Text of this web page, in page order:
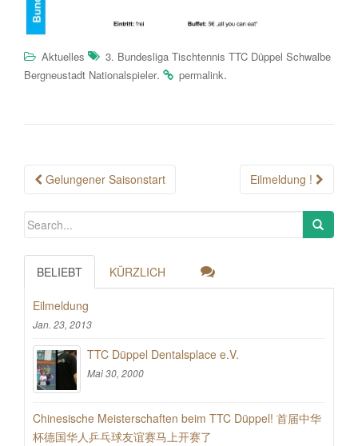
Aktuelles
3. Bundesliga Tischtennis TTC Düppel Schwalbe
Bergneustadt Nationalspieler. permalink.
Post
Gelungener Saisonstart Eilmeldung !
BELIEBT KÜRZLICH
Eilmeldung
Jan. 23, 2013
TTC Düppel Dentalsplace e.V.
Mai 30, 2000
Chinesische Meisterschaften beim TTC Düppel! 首届中华
杯德国华人乒乓球友谊赛马上开赛了